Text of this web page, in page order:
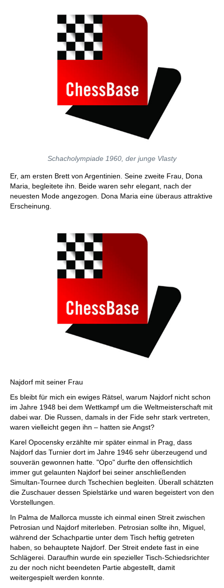
Schacholympiade 1960, der junge Vlasty
Er, am ersten Brett von Argentinien. Seine zweite Frau, Dona
Maria, begleitete ihn. Beide waren sehr elegant, nach der
neuesten Mode angezogen. Dona Maria eine überaus attraktive
Erscheinung.
Najdorf mit seiner Frau
Es bleibt für mich ein ewiges Rätsel, warum Najdorf nicht schon
im Jahre 1948 bei dem Wettkampf um die Weltmeisterschaft mit
dabei war. Die Russen, damals in der Fide sehr stark vertreten,
waren vielleicht gegen ihn – hatten sie Angst?
Karel Opocensky erzählte mir später einmal in Prag, dass
Najdorf das Turnier dort im Jahre 1946 sehr überzeugend und
souverän gewonnen hatte. "Opo" durfte den offensichtlich
immer gut gelaunten Najdorf bei seiner anschließenden
Simultan-Tournee durch Tschechien begleiten. Überall schätzten
die Zuschauer dessen Spielstärke und waren begeistert von den
Vorstellungen.
In Palma de Mallorca musste ich einmal einen Streit zwischen
Petrosian und Najdorf miterleben. Petrosian sollte ihn, Miguel,
während der Schachpartie unter dem Tisch heftig getreten
haben, so behauptete Najdorf. Der Streit endete fast in eine
Schlägerei. Daraufhin wurde ein spezieller Tisch-Schiedsrichter
zu der noch nicht beendeten Partie abgestellt, damit
weitergespielt werden konnte.